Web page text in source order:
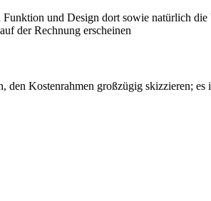
und Design dort sowie natürlich die
der Rechnung erscheinen
Kostenrahmen großzügig skizzieren; es